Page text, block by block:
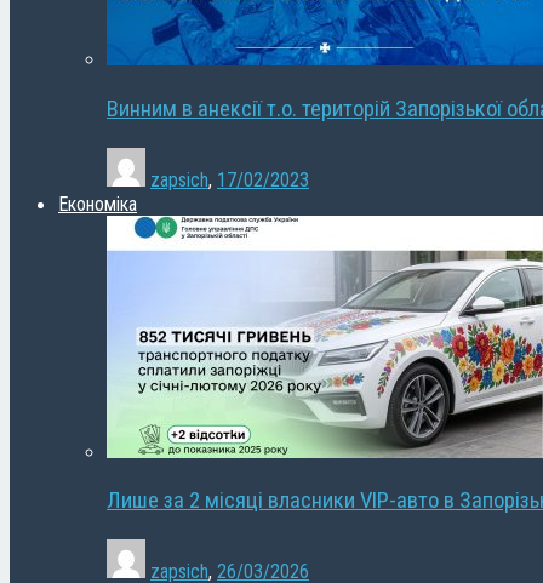
Винним в анексії т.о. територій Запорізької
zapsich, 17/02/2023
Економіка
Лише за 2 місяці власники VIP-авто в
zapsich, 26/03/2026